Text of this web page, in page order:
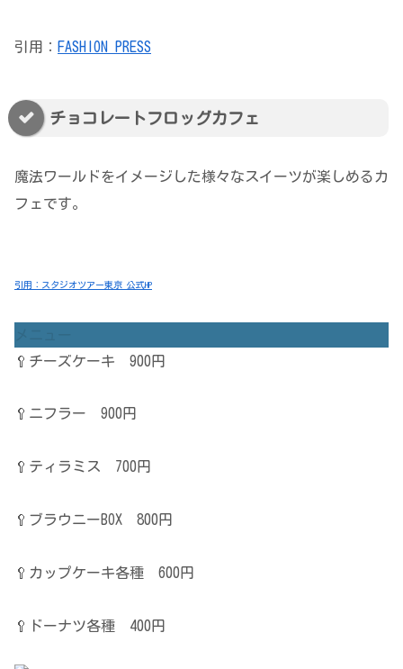
引用： FASHION PRESS
チョコレートフロッグカフェ
魔法ワールドをイメージした様々なスイーツが楽しめるカ
フェです。
引用：スタジオツアー東京 公式HP
🥄チーズケーキ 900円
🥄ニフラー 900円
🥄ティラミス 700円
🥄ブラウニーBOX 800円
🥄カップケーキ各種 600円
🥄ドーナツ各種 400円